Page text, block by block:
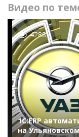
Видео по
4288
1С:ERP
на